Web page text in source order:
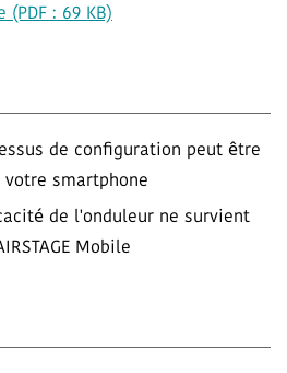
: 69 KB)
de configuration peut être
smartphone
de l'onduleur ne survient
Mobile